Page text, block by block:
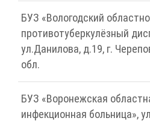
БУЗ «Вологодский
противотуберкулёзный
ул.Данилова, д.19, г.
обл.
БУЗ «Воронежская
инфекционная больница»,